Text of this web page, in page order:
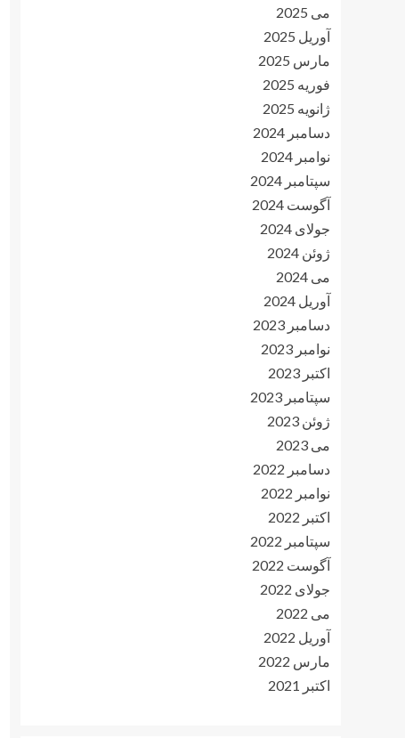
می 2025
آوریل 2025
مارس 2025
فوریه 2025
ژانویه 2025
دسامبر 2024
نوامبر 2024
سپتامبر 2024
آگوست 2024
جولای 2024
ژوئن 2024
می 2024
آوریل 2024
دسامبر 2023
نوامبر 2023
اکتبر 2023
سپتامبر 2023
ژوئن 2023
می 2023
دسامبر 2022
نوامبر 2022
اکتبر 2022
سپتامبر 2022
آگوست 2022
جولای 2022
می 2022
آوریل 2022
مارس 2022
اکتبر 2021